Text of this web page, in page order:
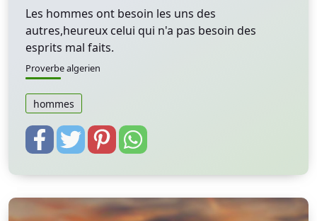
Les hommes ont besoin les uns des
autres,heureux celui qui n'a pas besoin des
esprits mal faits.
Proverbe algerien
hommes